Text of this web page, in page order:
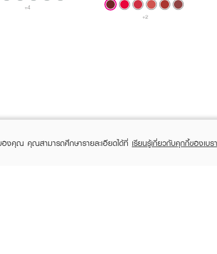
+4
+2
ของคุณ คุณสามารถศึกษารายละเอียดได้ที่ เรียนรู้เกี่ยวกับคุกกี้ของเบร